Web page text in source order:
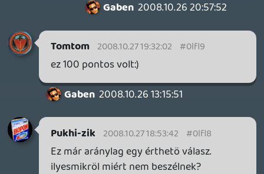
Ugyan annyit fizettél a gépért, mint az, aki
Ugyan annyit fizettél a játékért, mint az,
aki hivatalosan is használhatja a Live-ot.
Ellenben Nem tudsz minden Demo-t
letölteni, stb.
Gaben
Én meg sokadjára is azt mondom, hagyjuk
már a Live szempontjából ezt a süket